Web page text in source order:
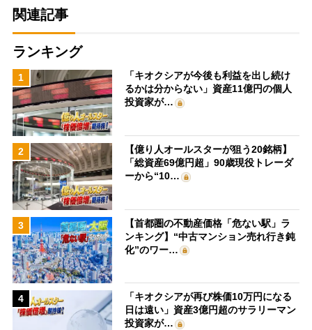
関連記事
ランキング
1
「キオクシアが今後も利益を出し続け
るかは分からない」資産11億円の個人
投資家が…
2
【億り人オールスターが狙う20銘柄】
「総資産69億円超」90歳現役トレーダ
ーから“10…
3
【首都圏の不動産価格「危ない駅」ラ
ンキング】“中古マンション売れ行き鈍
化”のワー…
4
「キオクシアが再び株価10万円になる
日は遠い」資産3億円超のサラリーマン
投資家が…